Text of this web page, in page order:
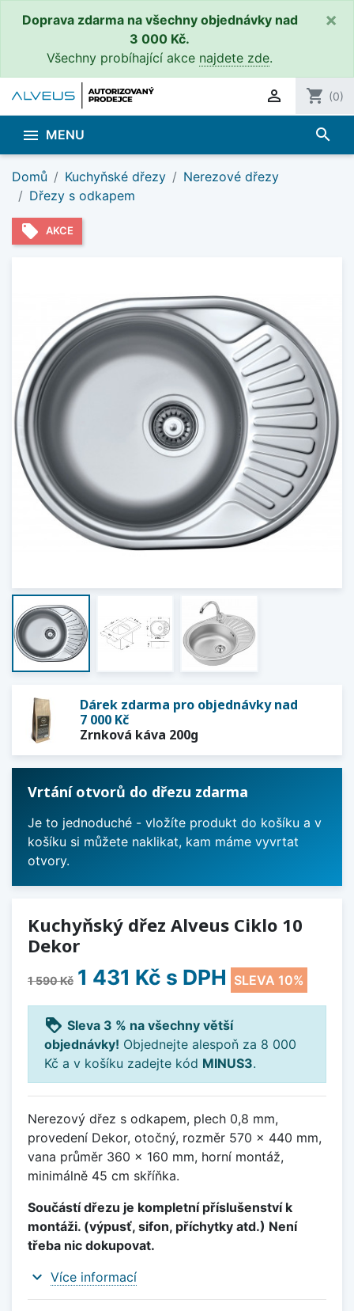
Doprava zdarma na všechny objednávky nad
3 000 Kč.
Všechny probíhající akce najdete zde.
×
 shopping_cart (0)
 MENU search
Domů Kuchyňské dřezy
Nerezové dřezy
Dřezy s odkapem
local_offer AKCE
Dárek zdarma pro objednávky nad
7 000 Kč
Zrnková káva 200g
Vrtání otvorů do dřezu zdarma
Je to jednoduché - vložíte produkt do košíku a v
košíku si můžete naklikat, kam máme vyvrtat
otvory.
Kuchyňský dřez Alveus Ciklo 10
Dekor
1 590 Kč 1 431 Kč s DPH SLEVA 10%
loyalty Sleva 3 % na všechny větší
objednávky! Objednejte alespoň za 8 000
Kč a v košíku zadejte kód MINUS3.
Nerezový dřez s odkapem, plech 0,8 mm,
provedení Dekor, otočný, rozměr 570 x 440 mm,
vana průměr 360 x 160 mm, horní montáž,
minimálně 45 cm skříňka.
Součástí dřezu je kompletní příslušenství k
montáži. (výpusť, sifon, příchytky atd.) Není
třeba nic dokupovat.
expand_more Více informací